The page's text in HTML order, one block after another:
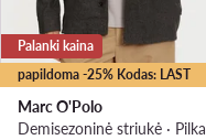
papildoma -25% Kodas: LAST
Palanki kaina
Marc O'Polo
Demisezoninė striukė · Pilka